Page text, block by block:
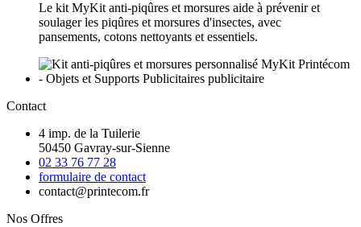
Le kit MyKit anti-piqûres et morsures aide à prévenir et
soulager les piqûres et morsures d'insectes, avec
pansements, cotons nettoyants et essentiels.
Contact
4 imp. de la Tuilerie
50450 Gavray-sur-Sienne
02 33 76 77 28
formulaire de contact
contact@printecom.fr
Nos Offres